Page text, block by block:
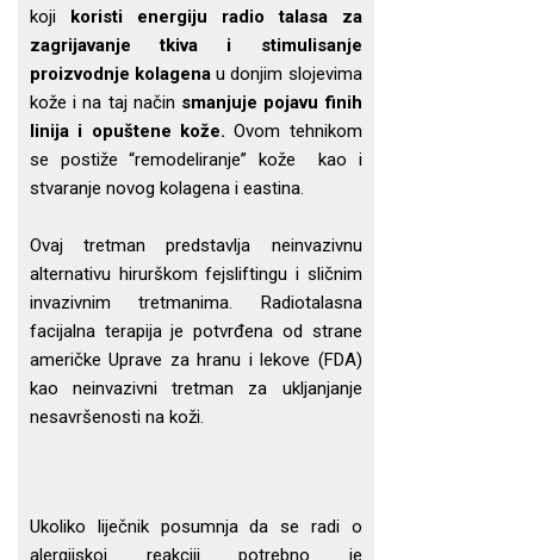
koji koristi energiju radio talasa za
zagrijavanje tkiva i stimulisanje
proizvodnje kolagena u donjim slojevima
kože i na taj način smanjuje pojavu finih
linija i opuštene kože. Ovom tehnikom
se postiže “remodeliranje” kože kao i
stvaranje novog kolagena i eastina.
Ovaj tretman predstavlja neinvazivnu
alternativu hirurškom fejsliftingu i sličnim
invazivnim tretmanima. Radiotalasna
facijalna terapija je potvrđena od strane
američke Uprave za hranu i lekove (FDA)
kao neinvazivni tretman za ukljanjanje
nesavršenosti na koži.
Ukoliko liječnik posumnja da se radi o
alergijskoj reakciji potrebno je